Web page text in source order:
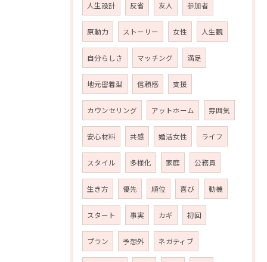
人生設計 反省 友人 参加者
原動力 ストーリー 女性 人生観
自分らしさ マッチング 満足
地元密着型 信頼感 支援
カウンセリング アットホーム 雰囲気
安心材料 共感 婚活女性 ライフ
スタイル 多様化 家庭 公務員
生き方 優先 順位 喜び 動機
スタート 事実 カギ 初回
プラン 予想外 ネガティブ